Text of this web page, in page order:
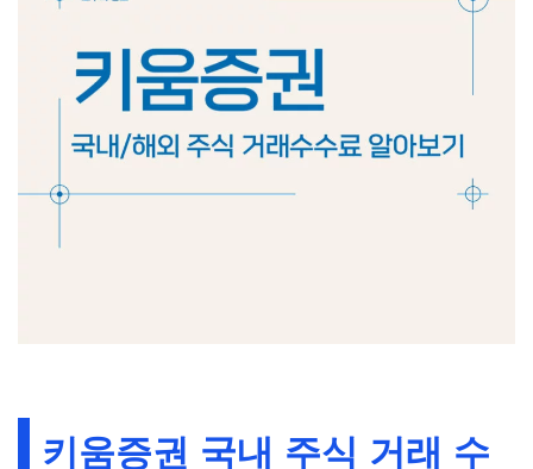
키움증권 국내 주식 거래 수